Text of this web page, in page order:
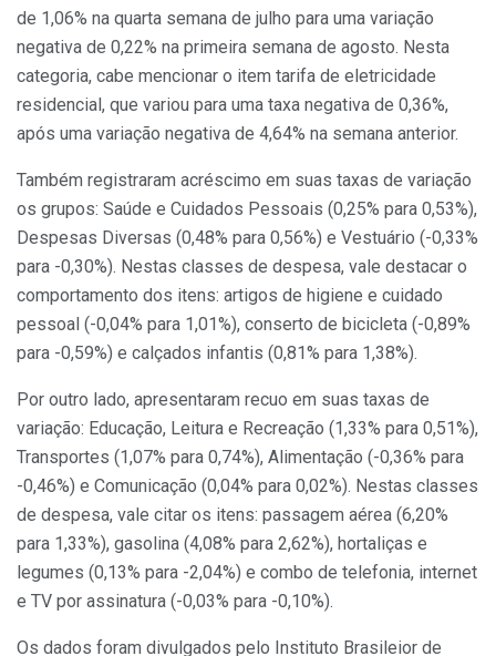
de 1,06% na quarta semana de julho para uma variação
negativa de 0,22% na primeira semana de agosto. Nesta
categoria, cabe mencionar o item tarifa de eletricidade
residencial, que variou para uma taxa negativa de 0,36%,
após uma variação negativa de 4,64% na semana anterior.
Também registraram acréscimo em suas taxas de variação
os grupos: Saúde e Cuidados Pessoais (0,25% para 0,53%),
Despesas Diversas (0,48% para 0,56%) e Vestuário (-0,33%
para -0,30%). Nestas classes de despesa, vale destacar o
comportamento dos itens: artigos de higiene e cuidado
pessoal (-0,04% para 1,01%), conserto de bicicleta (-0,89%
para -0,59%) e calçados infantis (0,81% para 1,38%).
Por outro lado, apresentaram recuo em suas taxas de
variação: Educação, Leitura e Recreação (1,33% para 0,51%),
Transportes (1,07% para 0,74%), Alimentação (-0,36% para
-0,46%) e Comunicação (0,04% para 0,02%). Nestas classes
de despesa, vale citar os itens: passagem aérea (6,20%
para 1,33%), gasolina (4,08% para 2,62%), hortaliças e
legumes (0,13% para -2,04%) e combo de telefonia, internet
e TV por assinatura (-0,03% para -0,10%).
Os dados foram divulgados pelo Instituto Brasileior de